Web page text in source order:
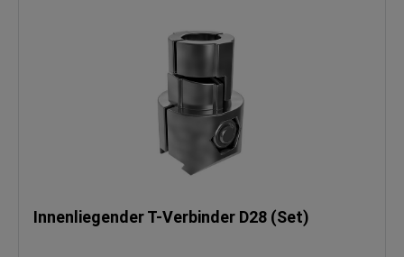
Innenliegender T-Verbinder D28 (Set)